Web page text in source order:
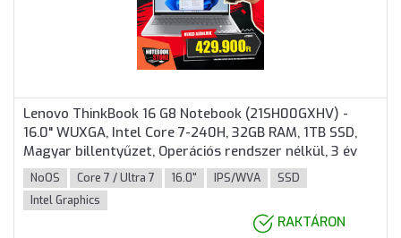
Lenovo ThinkBook 16 G8 Notebook (21SH00GXHV) -
16.0" WUXGA, Intel Core 7-240H, 32GB RAM, 1TB SSD,
Magyar billentyűzet, Operációs rendszer nélkül, 3 év
garancia, Szürke színben
NoOS Core 7 / Ultra 7 16.0" IPS/WVA
SSD
Intel Graphics
RAKTÁRON